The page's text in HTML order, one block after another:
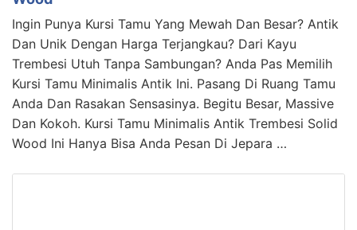
Ingin Punya Kursi Tamu Yang Mewah Dan Besar? Antik
Dan Unik Dengan Harga Terjangkau? Dari Kayu
Trembesi Utuh Tanpa Sambungan? Anda Pas Memilih
Kursi Tamu Minimalis Antik Ini. Pasang Di Ruang Tamu
Anda Dan Rasakan Sensasinya. Begitu Besar, Massive
Dan Kokoh. Kursi Tamu Minimalis Antik Trembesi Solid
Wood Ini Hanya Bisa Anda Pesan Di Jepara …